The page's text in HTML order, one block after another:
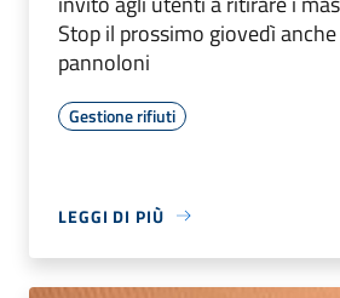
Stop il prossimo giovedì
pannoloni
Gestione rifiuti
LEGGI DI PIÙ